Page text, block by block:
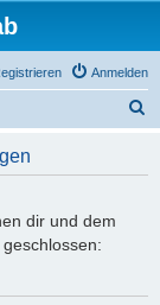
Anmelden
dir und dem